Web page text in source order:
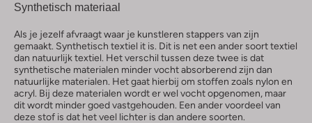
Synthetisch materiaal
Als je jezelf afvraagt waar je kunstleren stappers van zijn
gemaakt. Synthetisch textiel it is. Dit is net een ander soort textiel
dan natuurlijk textiel. Het verschil tussen deze twee is dat
synthetische materialen minder vocht absorberend zijn dan
natuurlijke materialen. Het gaat hierbij om stoffen zoals nylon en
acryl. Bij deze materialen wordt er wel vocht opgenomen, maar
dit wordt minder goed vastgehouden. Een ander voordeel van
deze stof is dat het veel lichter is dan andere soorten.